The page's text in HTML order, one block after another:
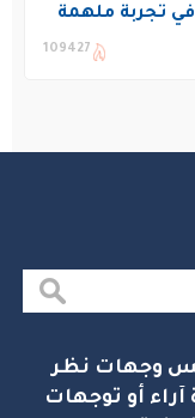
تجربة ملهمة
غراس الصيفي109427
وجهات نظر
أو توجهات